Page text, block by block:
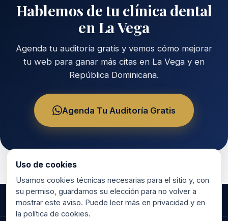
Hablemos de tu clínica dental
en La Vega
Agenda tu auditoría gratis y vemos cómo mejorar
tu web para ganar más citas en La Vega y en
República Dominicana.
Agenda Tu Auditoría Gratis
Uso de cookies
Usamos cookies técnicas necesarias para el sitio y, con
su permiso, guardamos su elección para no volver a
mostrar este aviso. Puede leer más en privacidad y en
la política de cookies.